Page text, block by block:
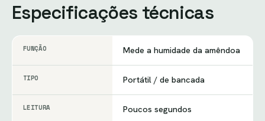
Especificações técnicas
FUNÇÃO Mede a humidade da amêndoa
TIPO Portátil / de bancada
LEITURA Poucos segundos